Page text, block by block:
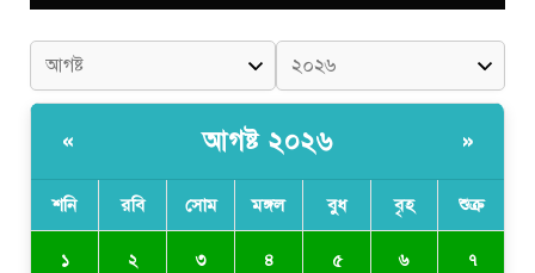
« আগষ্ট ২০২৬ »
শনি রবি সোম মঙ্গল বুধ বৃহ শুক্র
১ ২ ৩ ৪ ৫ ৬ ৭